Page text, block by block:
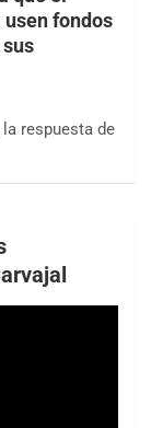
fondos
respuesta de